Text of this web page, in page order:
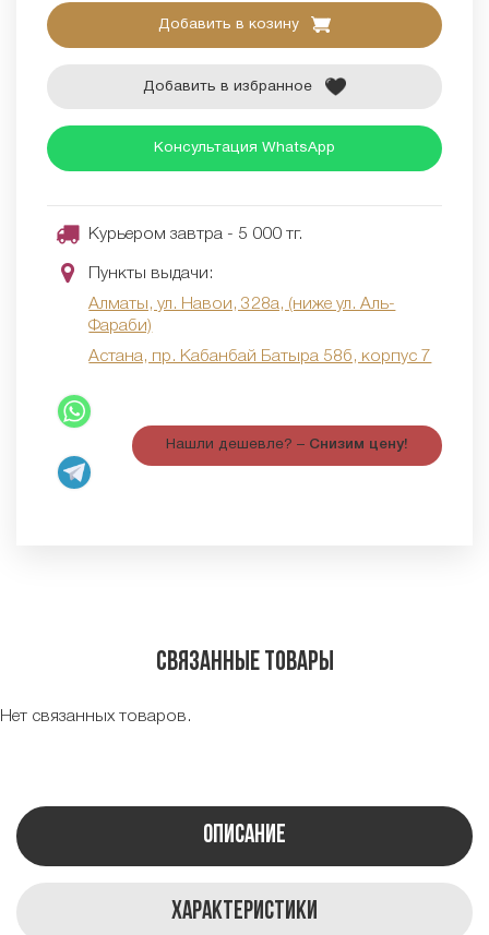
Добавить в козину
Добавить в избранное
Консультация WhatsApp
Курьером завтра - 5 000 тг.
Пункты выдачи:
Алматы, ул. Навои, 328а, (ниже ул. Аль-
Фараби)
Астана, пр. Кабанбай Батыра 58б, корпус 7
Нашли дешевле? – Снизим цену!
Связанные товары
Нет связанных товаров.
Описание
Характеристики